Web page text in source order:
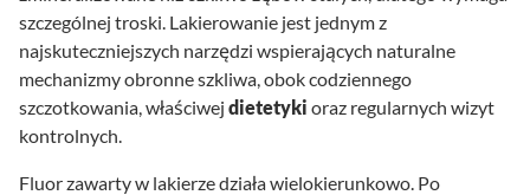
szczególnej troski. Lakierowanie jest jednym z
najskuteczniejszych narzędzi wspierających naturalne
mechanizmy obronne szkliwa, obok codziennego
szczotkowania, właściwej dietetyki oraz regularnych wizyt
kontrolnych.
Fluor zawarty w lakierze działa wielokierunkowo. Po